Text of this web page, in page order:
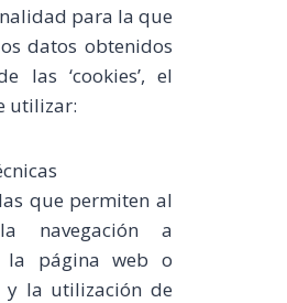
para la que
datos obtenidos
las ‘cookies’, el
utilizar:
que permiten al
navegación a
la página web o
y la utilización de